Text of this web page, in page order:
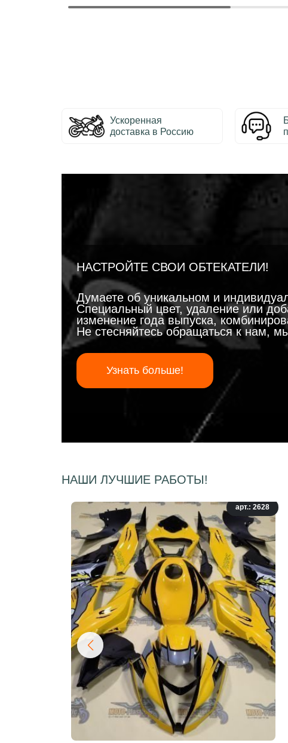
Ускоренная
доставка в Россию
НАСТРОЙТЕ СВОИ ОБТЕКАТЕЛИ!
Думаете об уникальном и
Специальный цвет, удаление или
изменение года выпуска,
Не стесняйтесь обращаться к нам,
Узнать больше!
НАШИ ЛУЧШИЕ РАБОТЫ!
арт.: 2628